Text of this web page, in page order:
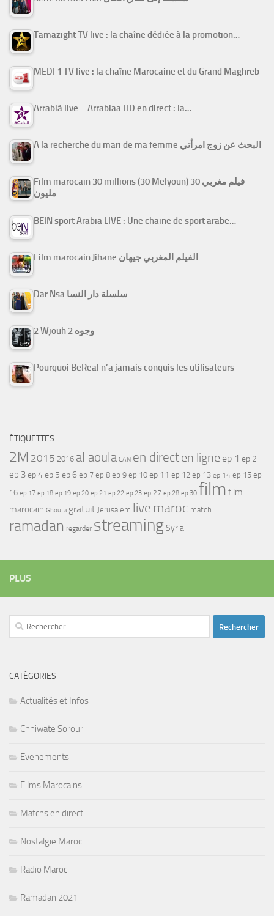
Tamazight TV live : la chaîne dédiée à la promotion…
MEDI 1 TV live : la chaîne Marocaine et du Grand Maghreb
Arrabiâ live – Arrabiaa HD en direct : la…
A la recherche du mari de ma femme البحث عن زوج امرأتي
Film marocain 30 millions (30 Melyoun) فيلم مغربي 30
مليون
BEIN sport Arabia LIVE : Une chaine de sport arabe…
Film marocain Jihane الفيلم المغربي جيهان
Dar Nsa سلسلة دار النسا
2 Wjouh 2 وجوه
Pourquoi BeReal n’a jamais conquis les utilisateurs
ÉTIQUETTES
2M 2015 2016 al aoula CAN en directen ligne ep 1 ep 2
ep 3ep 4ep 5 ep 6 ep 7 ep 8 ep 9 ep 10 ep 11 ep 12 ep 13 ep 14 ep 15 ep
16 ep 17 ep 18 ep 19 ep 20 ep 21 ep 22 ep 23 ep 27 ep 28 ep 30 film film
marocain Ghouta gratuit Jerusalem live maroc match
ramadan regarder streamingSyria
PLUS
Rechercher :
CATÉGORIES
Actualités et Infos
Chhiwate Sorour
Evenements
Films Marocains
Matchs en direct
Nostalgie Maroc
Radio Maroc
Ramadan 2021